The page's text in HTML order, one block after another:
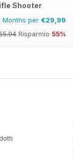
Shooter
Months per €29,99
Risparmio 55%